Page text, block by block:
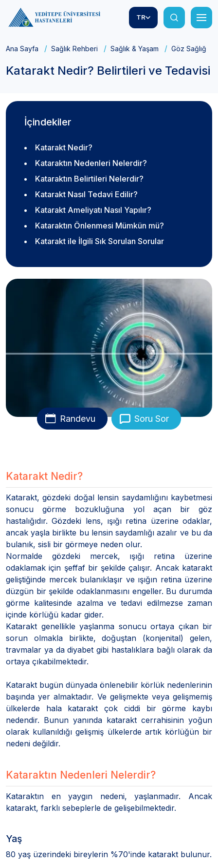
TR
Ana Sayfa Sağlık Rehberi Sağlık & Yaşam Göz Sağlığı
Katarakt Nedir? Belirtileri ve Tedavisi
İçindekiler
Katarakt Nedir?
Kataraktın Nedenleri Nelerdir?
Kataraktın Belirtileri Nelerdir?
Katarakt Nasıl Tedavi Edilir?
Katarakt Ameliyatı Nasıl Yapılır?
Kataraktın Önlenmesi Mümkün mü?
Katarakt ile İlgili Sık Sorulan Sorular
Randevu Soru Sor
Katarakt Nedir?
Katarakt, gözdeki doğal lensin saydamlığını kaybetmesi
sonucu görme bozukluğuna yol açan bir göz
hastalığıdır. Gözdeki lens, ışığı retina üzerine odaklar,
ancak yaşla birlikte bu lensin saydamlığı azalır ve bu da
bulanık, sisli bir görmeye neden olur.
Normalde gözdeki mercek, ışığı retina üzerine
odaklamak için şeffaf bir şekilde çalışır. Ancak katarakt
geliştiğinde mercek bulanıklaşır ve ışığın retina üzerine
düzgün bir şekilde odaklanmasını engeller. Bu durumda
görme kalitesinde azalma ve tedavi edilmezse zaman
içinde körlüğü kadar gider.
Katarakt genellikle yaşlanma sonucu ortaya çıkan bir
sorun olmakla birlikte, doğuştan (konjenital) gelen,
travmalar ya da diyabet gibi hastalıklara bağlı olarak da
ortaya çıkabilmektedir.
Katarakt bugün dünyada önlenebilir körlük nedenlerinin
başında yer almaktadır. Ve gelişmekte veya gelişmemiş
ülkelerde hala katarakt çok ciddi bir görme kaybı
nedendir. Bunun yanında katarakt cerrahisinin yoğun
olarak kullanıldığı gelişmiş ülkelerde artık körlüğün bir
nedeni değildir.
Kataraktın Nedenleri Nelerdir?
Kataraktın en yaygın nedeni, yaşlanmadır. Ancak
katarakt, farklı sebeplerle de gelişebilmektedir.
Yaş
80 yaş üzerindeki bireylerin %70'inde katarakt bulunur.